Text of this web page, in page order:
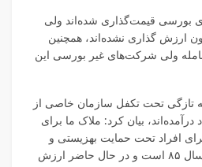
بورسی قیمت‌گذاری شده‌اند ولی
ارزش‌ گذاری نشده‌اند، همچنین
ولی شرکت‌های غیر بورسی این
تازگی تحت تکفل سازمان خاصی از
بیان کرد: ملاک ما برای
افراد تحت حمایت بهزیستی و
کمیته امداد است منوط به سال ۸۵ است و در حال حاضر ارزش